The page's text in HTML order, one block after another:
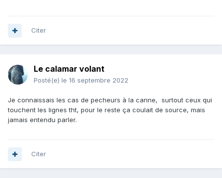
Citer
Le calamar volant
Posté(e) le 16 septembre 2022
Je connaissais les cas de pecheurs à la canne, surtout ceux qui
touchent les lignes tht, pour le reste ça coulait de source, mais
jamais entendu parler.
Citer